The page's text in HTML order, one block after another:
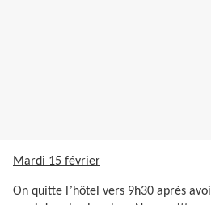
Mardi 15 février
On quitte l ’hôtel vers 9h30 après